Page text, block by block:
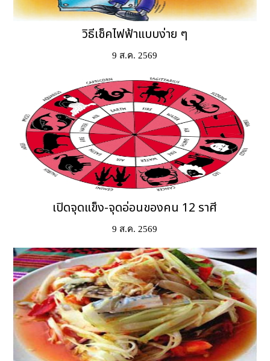
วิธีเช็คไฟฟ้าแบบง่าย ๆ
9 ส.ค. 2569
เปิดจุดแข็ง-จุดอ่อนของคน 12 ราศี
9 ส.ค. 2569